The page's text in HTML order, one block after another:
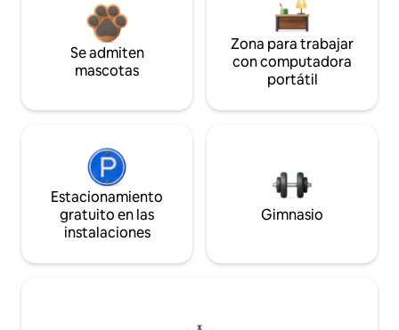
Se admiten
mascotas
Zona para trabajar
con computadora
portátil
Estacionamiento
gratuito en las
instalaciones
Gimnasio